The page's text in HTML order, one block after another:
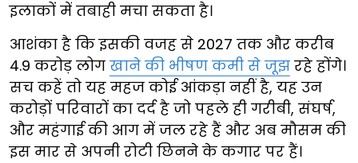
इलाकों में तबाही मचा सकता है।
आशंका है कि इसकी वजह से 2027 तक और करीब
4.9 करोड़ लोग खाने की भीषण कमी से जूझ रहे होंगे।
सच कहें तो यह महज कोई आंकड़ा नहीं है, यह उन
करोड़ों परिवारों का दर्द है जो पहले ही गरीबी, संघर्ष,
और महंगाई की आग में जल रहे हैं और अब मौसम की
इस मार से अपनी रोटी छिनने के कगार पर हैं।